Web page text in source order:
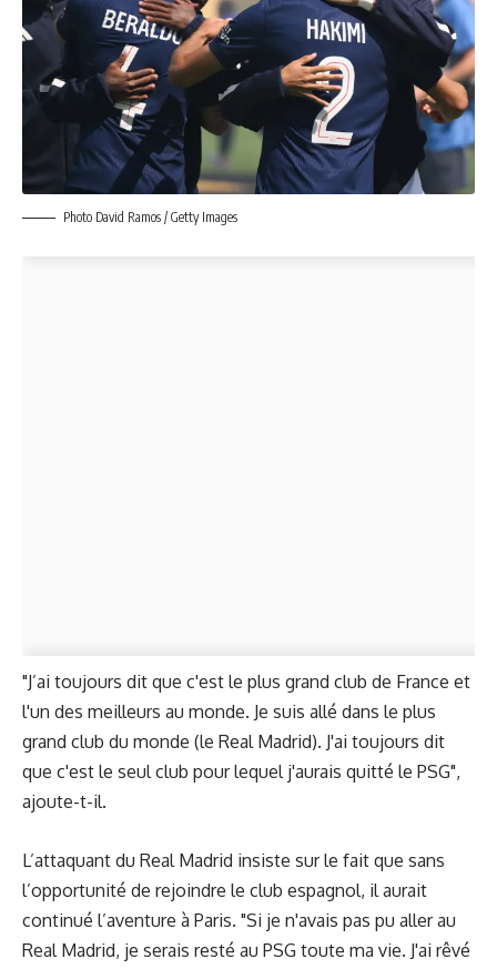
Photo David Ramos / Getty Images
"J’ai toujours dit que c'est le plus grand club de France et
l'un des meilleurs au monde. Je suis allé dans le plus
grand club du monde (le Real Madrid). J'ai toujours dit
que c'est le seul club pour lequel j'aurais quitté le PSG",
ajoute-t-il.
L’attaquant du Real Madrid insiste sur le fait que sans
l’opportunité de rejoindre le club espagnol, il aurait
continué l’aventure à Paris. "Si je n'avais pas pu aller au
Real Madrid, je serais resté au PSG toute ma vie. J'ai rêvé